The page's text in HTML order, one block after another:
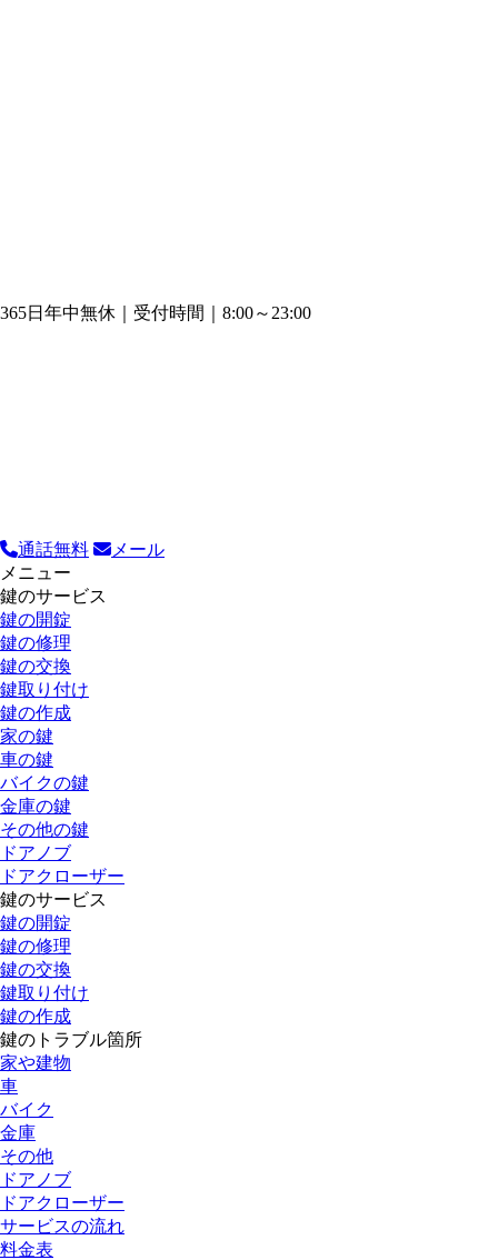
365日年中無休｜受付時間｜8:00～23:00
通話無料
メール
メニュー
鍵のサービス
鍵の開錠
鍵の修理
鍵の交換
鍵取り付け
鍵の作成
家の鍵
車の鍵
バイクの鍵
金庫の鍵
その他の鍵
ドアノブ
ドアクローザー
鍵のサービス
鍵の開錠
鍵の修理
鍵の交換
鍵取り付け
鍵の作成
鍵のトラブル箇所
家や建物
車
バイク
金庫
その他
ドアノブ
ドアクローザー
サービスの流れ
料金表